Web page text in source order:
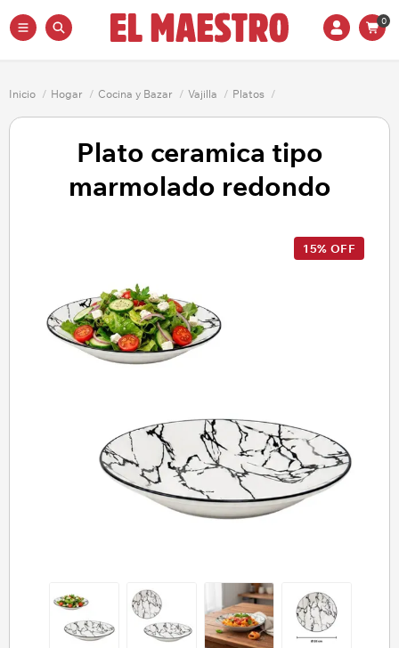
0
Inicio / Hogar / Cocina y Bazar / Vajilla / Platos /
Plato ceramica tipo
marmolado redondo
15% OFF